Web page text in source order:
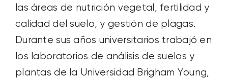
las áreas de nutrición vegetal, fertilidad y
calidad del suelo, y gestión de plagas.
Durante sus años universitarios trabajó en
los laboratorios de análisis de suelos y
plantas de la Universidad Brigham Young,